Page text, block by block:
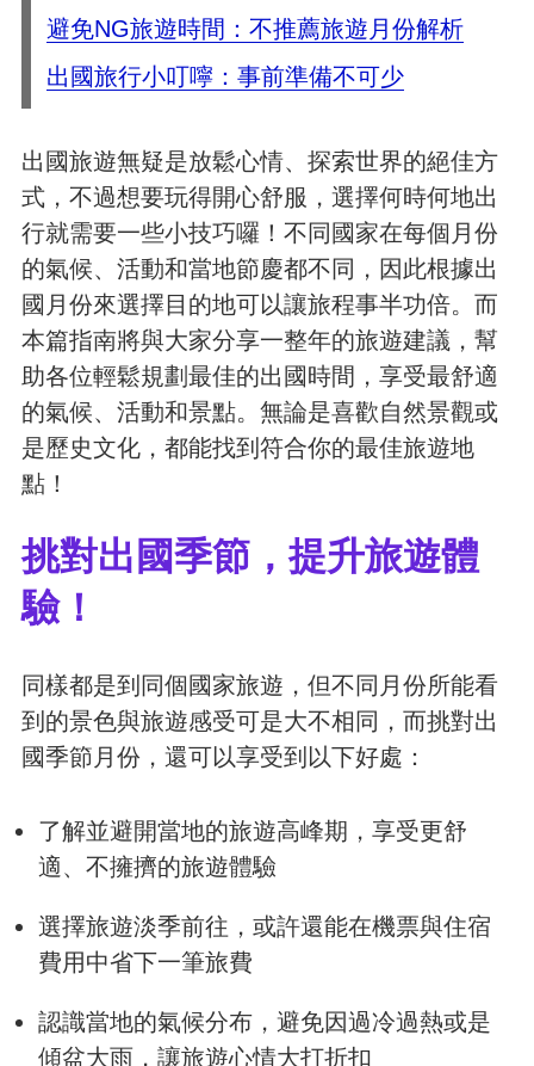
避免NG旅遊時間：不推薦旅遊月份解析
出國旅行小叮嚀：事前準備不可少
出國旅遊無疑是放鬆心情、探索世界的絕佳方
式，不過想要玩得開心舒服，選擇何時何地出
行就需要一些小技巧囉！不同國家在每個月份
的氣候、活動和當地節慶都不同，因此根據出
國月份來選擇目的地可以讓旅程事半功倍。而
本篇指南將與大家分享一整年的旅遊建議，幫
助各位輕鬆規劃最佳的出國時間，享受最舒適
的氣候、活動和景點。無論是喜歡自然景觀或
是歷史文化，都能找到符合你的最佳旅遊地
點！
挑對出國季節，提升旅遊體
驗！
同樣都是到同個國家旅遊，但不同月份所能看
到的景色與旅遊感受可是大不相同，而挑對出
國季節月份，還可以享受到以下好處：
了解並避開當地的旅遊高峰期，享受更舒
適、不擁擠的旅遊體驗
選擇旅遊淡季前往，或許還能在機票與住宿
費用中省下一筆旅費
認識當地的氣候分布，避免因過冷過熱或是
傾盆大雨，讓旅遊心情大打折扣